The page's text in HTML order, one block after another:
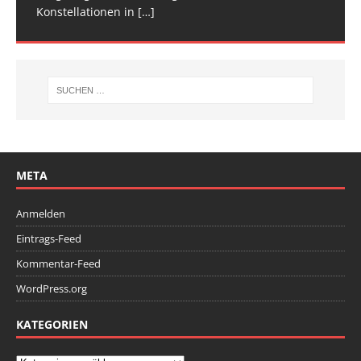
Konstellationen in […]
Deutschen[…]
META
Anmelden
Eintrags-Feed
Kommentar-Feed
WordPress.org
KATEGORIEN